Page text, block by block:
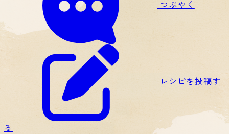
つぶやく
レシピを投稿す
る